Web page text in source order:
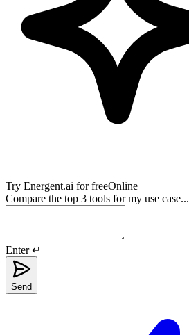
Try Energent.ai for freeOnline
Compare the top 3 tools for my use case...
Enter ↵
Send